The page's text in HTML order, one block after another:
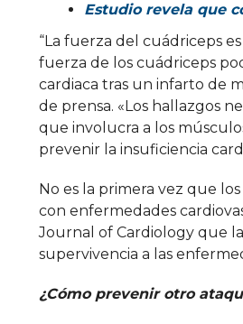
Estudio revela que
“La fuerza del cuádriceps
fuerza de los cuádriceps
cardiaca tras un infarto de
de prensa. «Los hallazgos
que involucra a los
prevenir la insuficiencia
No es la primera vez que
con enfermedades
Journal of Cardiology que
supervivencia a las
¿Cómo prevenir otro